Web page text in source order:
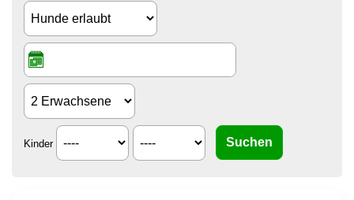
Kinder